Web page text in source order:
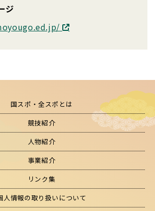
ジ
国スポ・全スポとは
競技紹介
人物紹介
事業紹介
リンク集
人情報の取り扱いについて